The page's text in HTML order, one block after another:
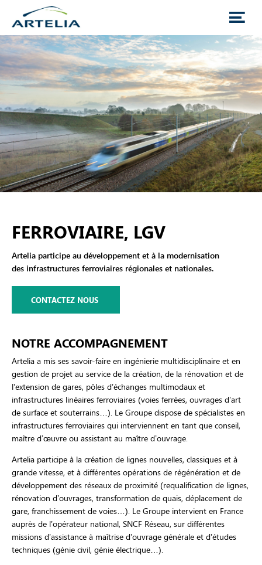
FERROVIAIRE, LGV
Artelia participe au développement et à la modernisation
des infrastructures ferroviaires régionales et nationales.
CONTACTEZ NOUS
NOTRE ACCOMPAGNEMENT
Artelia a mis ses savoir-faire en ingénierie multidisciplinaire et en
gestion de projet au service de la création, de la rénovation et de
l’extension de gares, pôles d’échanges multimodaux et
infrastructures linéaires ferroviaires (voies ferrées, ouvrages d’art
de surface et souterrains…). Le Groupe dispose de spécialistes en
infrastructures ferroviaires qui interviennent en tant que conseil,
maître d’œuvre ou assistant au maître d’ouvrage.
Artelia participe à la création de lignes nouvelles, classiques et à
grande vitesse, et à différentes opérations de régénération et de
développement des réseaux de proximité (requalification de lignes,
rénovation d’ouvrages, transformation de quais, déplacement de
gare, franchissement de voies…). Le Groupe intervient en France
auprès de l’opérateur national, SNCF Réseau, sur différentes
missions d’assistance à maîtrise d’ouvrage générale et d’études
techniques (génie civil, génie électrique…).